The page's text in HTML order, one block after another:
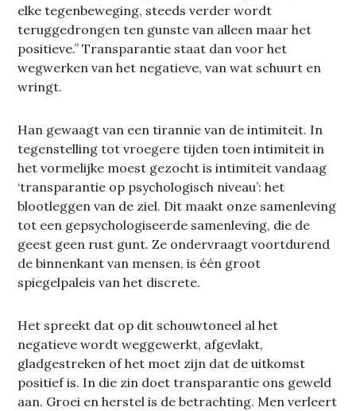
elke tegenbeweging, steeds verder wordt
teruggedrongen ten gunste van alleen maar het
positieve.” Transparantie staat dan voor het
wegwerken van het negatieve, van wat schuurt en
wringt.
Han gewaagt van een tirannie van de intimiteit. In
tegenstelling tot vroegere tijden toen intimiteit in
het vormelijke moest gezocht is intimiteit vandaag
‘transparantie op psychologisch niveau’: het
blootleggen van de ziel. Dit maakt onze samenleving
tot een gepsychologiseerde samenleving, die de
geest geen rust gunt. Ze ondervraagt voortdurend
de binnenkant van mensen, is één groot
spiegelpaleis van het discrete.
Het spreekt dat op dit schouwtoneel al het
negatieve wordt weggewerkt, afgevlakt,
gladgestreken of het moet zijn dat de uitkomst
positief is. In die zin doet transparantie ons geweld
aan. Groei en herstel is de betrachting. Men verleert